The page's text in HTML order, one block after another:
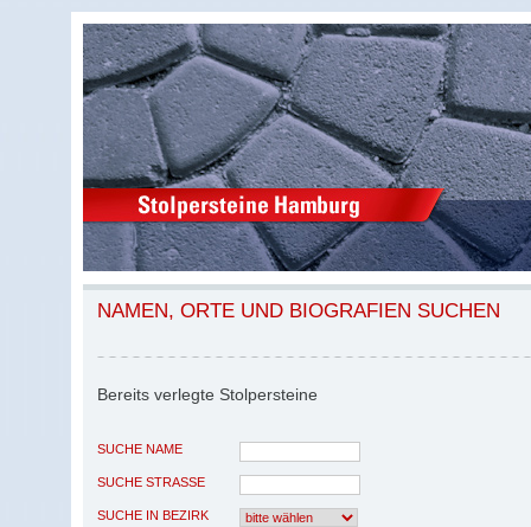
NAMEN, ORTE UND BIOGRAFIEN SUCHEN
Bereits verlegte Stolpersteine
SUCHE NAME
SUCHE STRASSE
SUCHE IN BEZIRK